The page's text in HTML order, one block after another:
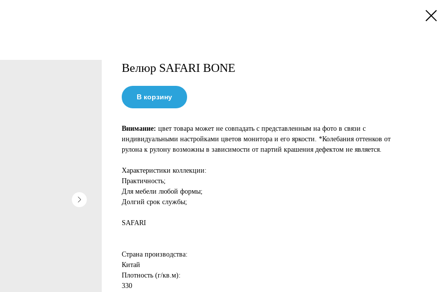
Велюр SAFARI BONE
В корзину
Внимание: цвет товара может не совпадать с представленным на фото в связи с
индивидуальными настройками цветов монитора и его яркости. *Колебания оттенков от
рулона к рулону возможны в зависимости от партий крашения дефектом не является.
Характеристики коллекции:
Практичность;
Для мебели любой формы;
Долгий срок службы;
SAFARI
Страна производства:
Китай
Плотность (г/кв.м):
330